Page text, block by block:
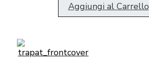
Aggiungi al Carrello